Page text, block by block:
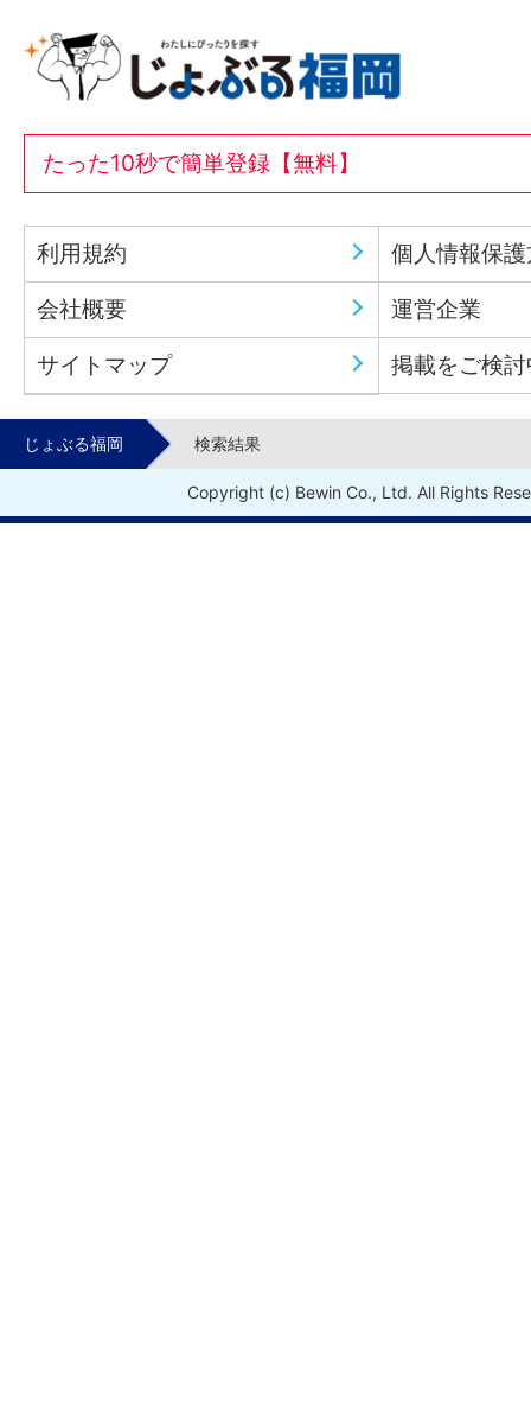
たった10秒で簡単登録【無料】
利用規約 個人情報保
会社概要 運営企業
サイトマップ 掲載をご検
じょぶる福岡 検索結果
Copyright (c) Bewin Co., Ltd. All Rights